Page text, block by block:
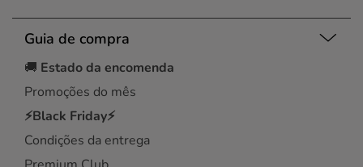
Guia de compra
🚚 Estado da encomenda
Promoções do mês
⚡Black Friday⚡
Condições da entrega